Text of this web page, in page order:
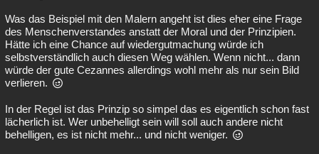
Was das Beispiel mit den Malern angeht ist dies eher eine Frage
des Menschenverstandes anstatt der Moral und der Prinzipien.
Hätte ich eine Chance auf wiedergutmachung würde ich
selbstverständlich auch diesen Weg wählen. Wenn nicht... dann
würde der gute Cezannes allerdings wohl mehr als nur sein Bild
verlieren.
In der Regel ist das Prinzip so simpel das es eigentlich schon fast
lächerlich ist. Wer unbehelligt sein will soll auch andere nicht
behelligen, es ist nicht mehr... und nicht weniger.